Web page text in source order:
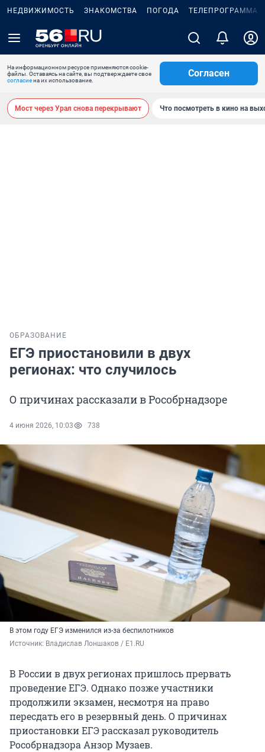
НЕДВИЖИМОСТЬ ЗНАКОМСТВА ПОГОДА ТЕЛЕПРОГРАММА
На информационном ресурсе применяются cookie-
файлы. Оставаясь на сайте, вы подтверждаете свое
согласиена их использование.
Согласен
Мост через Урал снова перекрывают Что посмотреть в кино на
ОБРАЗОВАНИЕ
ЕГЭ приостановили в двух
регионах: что случилось
О причинах рассказали в Рособрнадзоре
4 июня 2026, 10:03 738
В этом году ЕГЭ изменился из-за беспилотников
Источник: Владислав Лоншаков / E1.RU
В России в двух регионах пришлось прервать
проведение ЕГЭ. Однако позже участники
продолжили экзамен, несмотря на право
пересдать его в резервный день. О причинах
приостановки ЕГЭ рассказал руководитель
Рособрнадзора Анзор Музаев.